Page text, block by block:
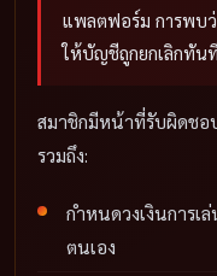
แพลตฟอร์ม การพบว่
ให้บัญชีถูกยกเลิกทัน
สมาชิกมีหน้าที่รับผิดชอ
รวมถึง:
กำหนดวงเงินการเ
ตนเอง